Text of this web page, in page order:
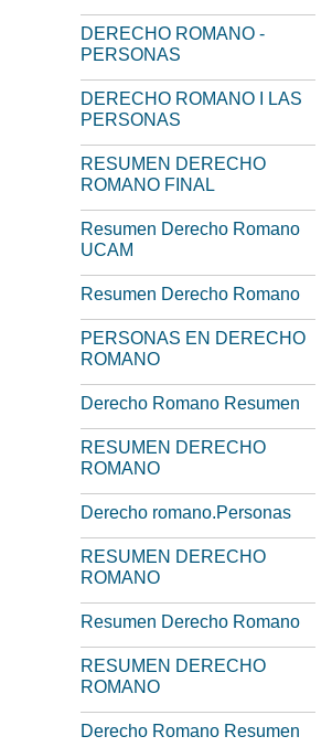
DERECHO ROMANO -
PERSONAS
DERECHO ROMANO I LAS
PERSONAS
RESUMEN DERECHO
ROMANO FINAL
Resumen Derecho Romano
UCAM
Resumen Derecho Romano
PERSONAS EN DERECHO
ROMANO
Derecho Romano Resumen
RESUMEN DERECHO
ROMANO
Derecho romano.Personas
RESUMEN DERECHO
ROMANO
Resumen Derecho Romano
RESUMEN DERECHO
ROMANO
Derecho Romano Resumen